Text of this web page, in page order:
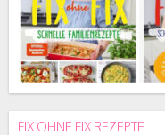
FIX OHNE FIX REZEPTE